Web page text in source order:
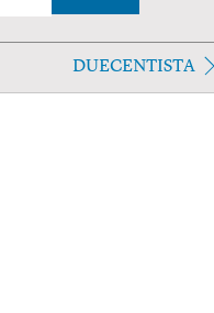
DUECENTISTA